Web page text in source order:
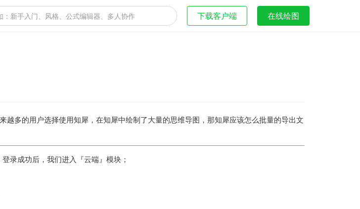
下载客户端 在线绘图
多的用户选择使用知犀，在知犀中绘制了大量的思维导图，那知犀应该怎么批量的导出文
录成功后，我们进入『云端』模块；